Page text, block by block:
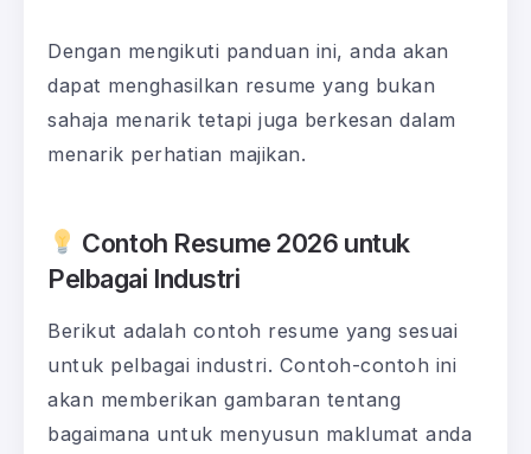
Dengan mengikuti panduan ini, anda akan
dapat menghasilkan resume yang bukan
sahaja menarik tetapi juga berkesan dalam
menarik perhatian majikan.
Contoh Resume 2026 untuk
Pelbagai Industri
Berikut adalah contoh resume yang sesuai
untuk pelbagai industri. Contoh-contoh ini
akan memberikan gambaran tentang
bagaimana untuk menyusun maklumat anda